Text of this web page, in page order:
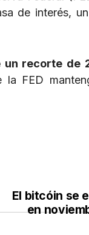
de interés,
un recorte de
FED
El bitcóin se
en